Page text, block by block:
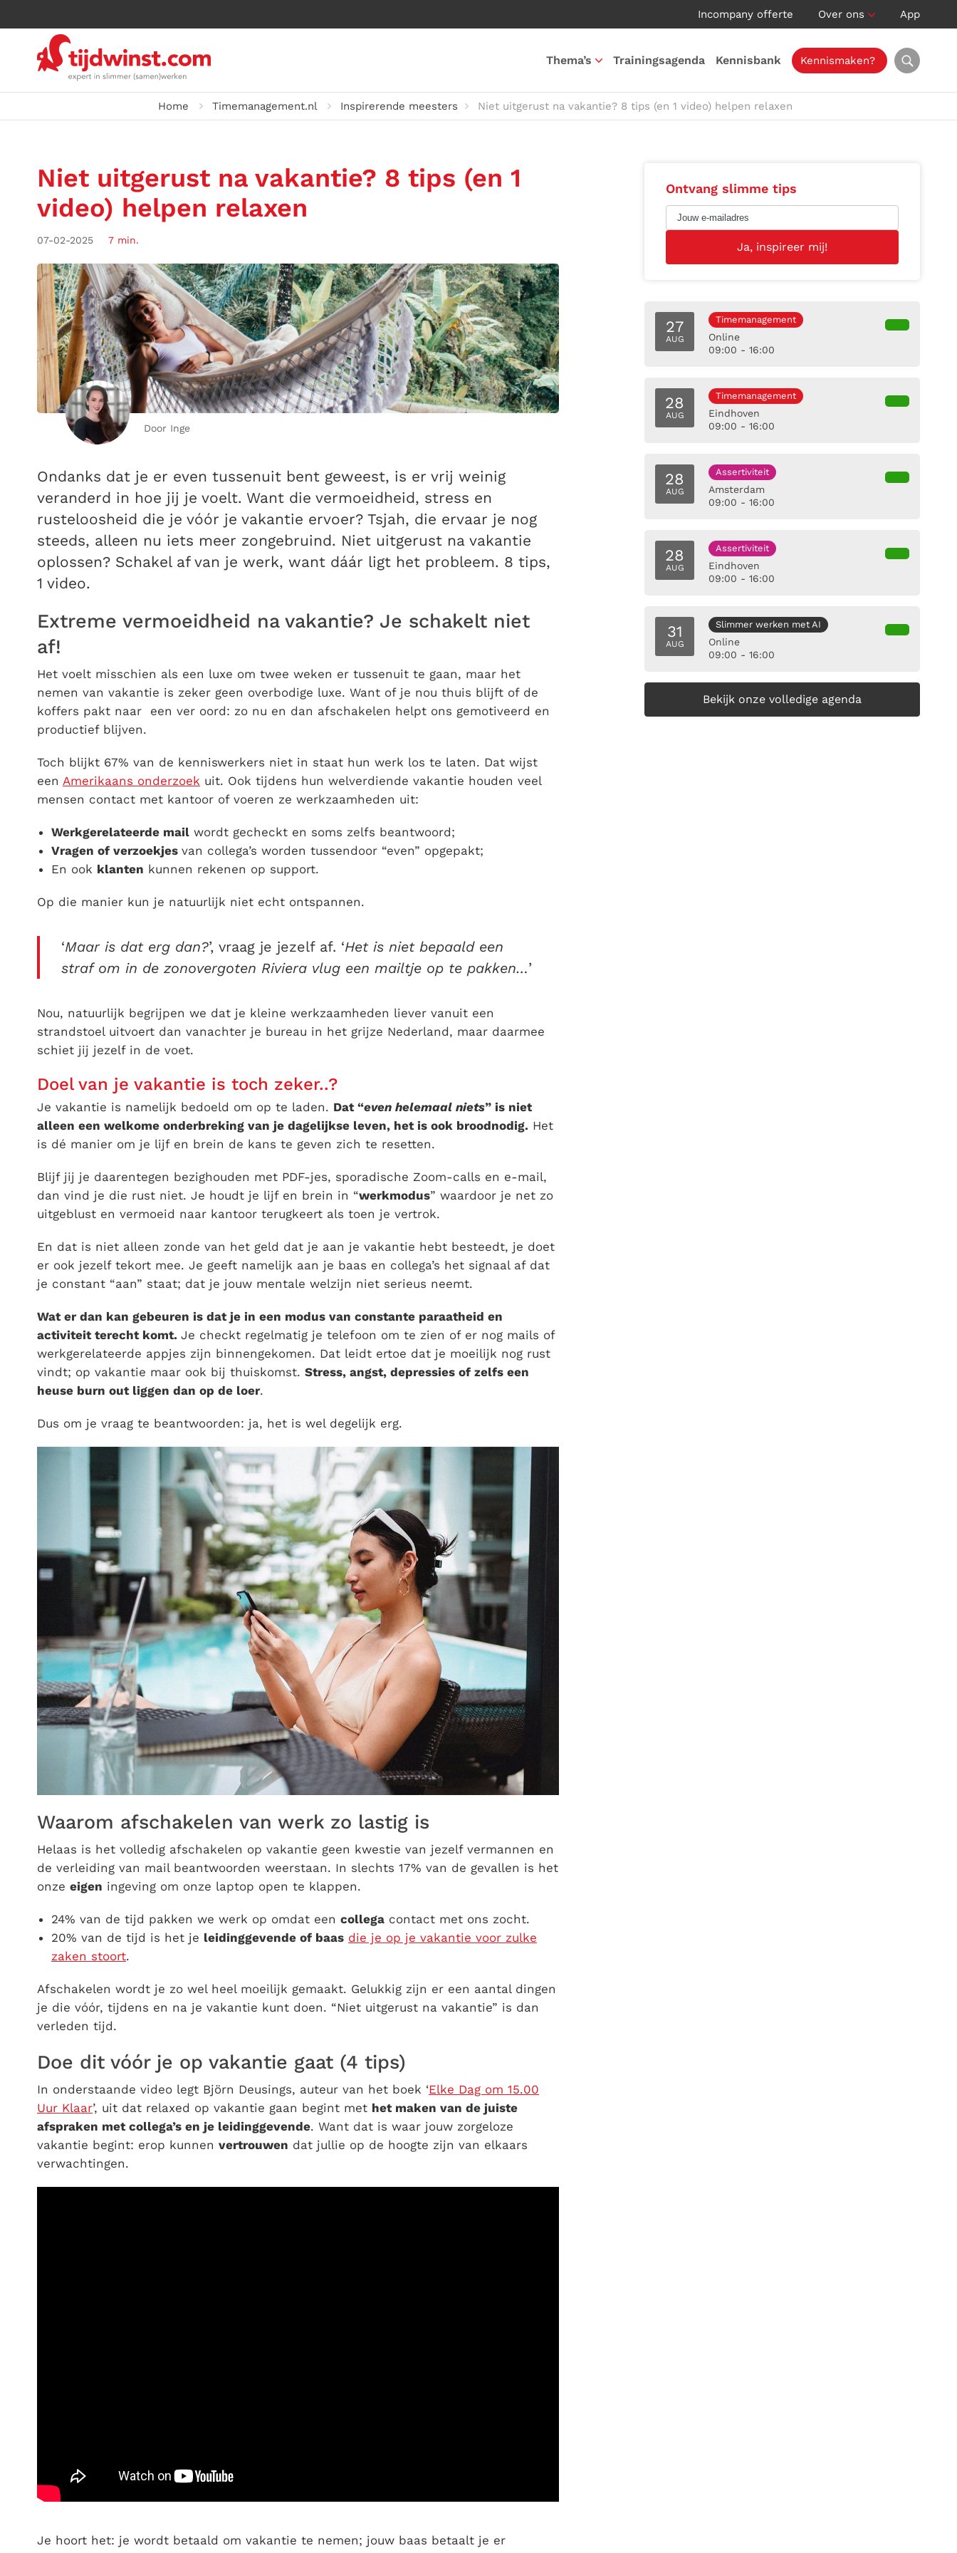
Incompany offerte Over ons App
Thema’s Trainingsagenda Kennisbank Kennismaken?
Home Timemanagement.nl Inspirerende meesters Niet uitgerust na vakantie? 8 tips (en 1 video) helpen relaxen
Niet uitgerust na vakantie? 8 tips (en 1
video) helpen relaxen
07-02-2025 7 min.
Door Inge
Ondanks dat je er even tussenuit bent geweest, is er vrij weinig
veranderd in hoe jij je voelt. Want die vermoeidheid, stress en
rusteloosheid die je vóór je vakantie ervoer? Tsjah, die ervaar je nog
steeds, alleen nu iets meer zongebruind. Niet uitgerust na vakantie
oplossen? Schakel af van je werk, want dáár ligt het probleem. 8 tips,
1 video.
Extreme vermoeidheid na vakantie? Je schakelt niet
af!
Het voelt misschien als een luxe om twee weken er tussenuit te gaan, maar het
nemen van vakantie is zeker geen overbodige luxe. Want of je nou thuis blijft of de
koffers pakt naar een ver oord: zo nu en dan afschakelen helpt ons gemotiveerd en
productief blijven.
Toch blijkt 67% van de kenniswerkers niet in staat hun werk los te laten. Dat wijst
een Amerikaans onderzoek uit. Ook tijdens hun welverdiende vakantie houden veel
mensen contact met kantoor of voeren ze werkzaamheden uit:
Werkgerelateerde mail wordt gecheckt en soms zelfs beantwoord;
Vragen of verzoekjes van collega’s worden tussendoor “even” opgepakt;
En ook klanten kunnen rekenen op support.
Op die manier kun je natuurlijk niet echt ontspannen.
‘Maar is dat erg dan?’, vraag je jezelf af. ‘Het is niet bepaald een
straf om in de zonovergoten Riviera vlug een mailtje op te pakken…’
Nou, natuurlijk begrijpen we dat je kleine werkzaamheden liever vanuit een
strandstoel uitvoert dan vanachter je bureau in het grijze Nederland, maar daarmee
schiet jij jezelf in de voet.
Doel van je vakantie is toch zeker..?
Je vakantie is namelijk bedoeld om op te laden. Dat “even helemaal niets” is niet
alleen een welkome onderbreking van je dagelijkse leven, het is ook broodnodig. Het
is dé manier om je lijf en brein de kans te geven zich te resetten.
Blijf jij je daarentegen bezighouden met PDF-jes, sporadische Zoom-calls en e-mail,
dan vind je die rust niet. Je houdt je lijf en brein in “werkmodus” waardoor je net zo
uitgeblust en vermoeid naar kantoor terugkeert als toen je vertrok.
En dat is niet alleen zonde van het geld dat je aan je vakantie hebt besteedt, je doet
er ook jezelf tekort mee. Je geeft namelijk aan je baas en collega’s het signaal af dat
je constant “aan” staat; dat je jouw mentale welzijn niet serieus neemt.
Wat er dan kan gebeuren is dat je in een modus van constante paraatheid en
activiteit terecht komt. Je checkt regelmatig je telefoon om te zien of er nog mails of
werkgerelateerde appjes zijn binnengekomen. Dat leidt ertoe dat je moeilijk nog rust
vindt; op vakantie maar ook bij thuiskomst. Stress, angst, depressies of zelfs een
heuse burn out liggen dan op de loer.
Dus om je vraag te beantwoorden: ja, het is wel degelijk erg.
Waarom afschakelen van werk zo lastig is
Helaas is het volledig afschakelen op vakantie geen kwestie van jezelf vermannen en
de verleiding van mail beantwoorden weerstaan. In slechts 17% van de gevallen is het
onze eigen ingeving om onze laptop open te klappen.
24% van de tijd pakken we werk op omdat een collega contact met ons zocht.
20% van de tijd is het je leidinggevende of baas die je op je vakantie voor zulke
zaken stoort.
Afschakelen wordt je zo wel heel moeilijk gemaakt. Gelukkig zijn er een aantal dingen
je die vóór, tijdens en na je vakantie kunt doen. “Niet uitgerust na vakantie” is dan
verleden tijd.
Doe dit vóór je op vakantie gaat (4 tips)
In onderstaande video legt Björn Deusings, auteur van het boek ‘Elke Dag om 15.00
Uur Klaar’, uit dat relaxed op vakantie gaan begint met het maken van de juiste
afspraken met collega’s en je leidinggevende. Want dat is waar jouw zorgeloze
vakantie begint: erop kunnen vertrouwen dat jullie op de hoogte zijn van elkaars
verwachtingen.
Je hoort het: je wordt betaald om vakantie te nemen; jouw baas betaalt je er
Ontvang slimme tips
27
AUG
Timemanagement
Online
09:00 - 16:00
28
AUG
Timemanagement
Eindhoven
09:00 - 16:00
28
AUG
Assertiviteit
Amsterdam
09:00 - 16:00
28
AUG
Assertiviteit
Eindhoven
09:00 - 16:00
31
AUG
Slimmer werken met AI
Online
09:00 - 16:00
Bekijk onze volledige agenda